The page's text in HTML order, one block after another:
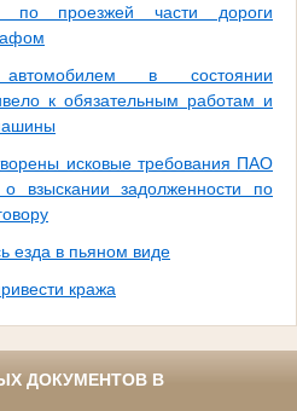
по проезжей части дороги
автомобилем в состоянии
к обязательным работам и
исковые требования ПАО
взыскании задолженности по
езда в пьяном виде
кража
ДОКУМЕНТОВ В